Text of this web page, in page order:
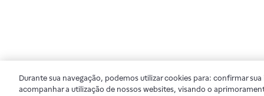
Durante sua navegação, podemos utilizar cookies para: confirmar
acompanhar a utilização de nossos websites, visando o